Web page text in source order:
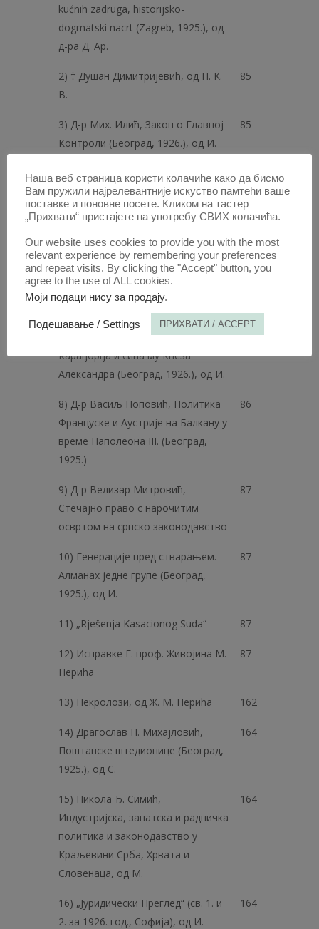
kućnih zadruga, historijsko-
dogmatski nacrt (Zagreb, 1925.), од
д-ра Д. Ap.
2) † Душан Димитријевић, од П. K.
B.
85
3) Д-р Мих. Илић, Закон о Главној
Контроли (Београд, 1926.), од И.
85
4) 1) Стални Суд Међународне
Правде. — 2) Пакт Лиге Народа и
његове измене и допуне
85
5) Светосавски темати 85
6) Ostrecht, Monatsschrift für das
Recht der osteuropäischen Staaten
(Berlin, 1925., I. Jahrgang)
86
7) Д-р Алекса Ивић, Из доба
Карађорђа и сина му Кнеза
Александра (Београд, 1926.), од И.
86
8) Д-р Васиљ Поповић, Политика
Француске и Аустрије на Балкану у
време Наполеона III. (Београд,
1925.)
86
9) Д-р Велизар Митровић,
Стечајно право с нарочитим
освртом на српско законодавство
87
10) Генерације пред стварањем.
Алманах једне групе (Београд,
1925.), од И.
87
11) „Rješenja Kasacionog Suda“ 87
12) Исправке Г. проф. Живојина М.
Перића
87
13) Некролози, од Ж. М. Перића 162
14) Драгослав П. Михајловић,
Поштанске штедионице (Београд,
1925.), од С.
164
15) Никола Ђ. Симић,
Индустријска, занатска и радничка
политика и законодавство у
Краљевини Срба, Хрвата и
Словенаца, од М.
164
16) „Јуридически Преглед“ (св. 1. и
2. за 1926. год., Софија), од И.
164
Наша веб страница користи колачиће како да бисмо
Вам пружили најрелевантније искуство памтећи ваше
поставке и поновне посете. Кликом на тастер
„Прихвати“ пристајете на употребу СВИХ колачића.
Our website uses cookies to provide you with the most
relevant experience by remembering your preferences
and repeat visits. By clicking the "Accept" button, you
agree to the use of ALL cookies.
Моји подаци нису за продају.
Подешавање / Settings ПРИХВАТИ / ACCEPT